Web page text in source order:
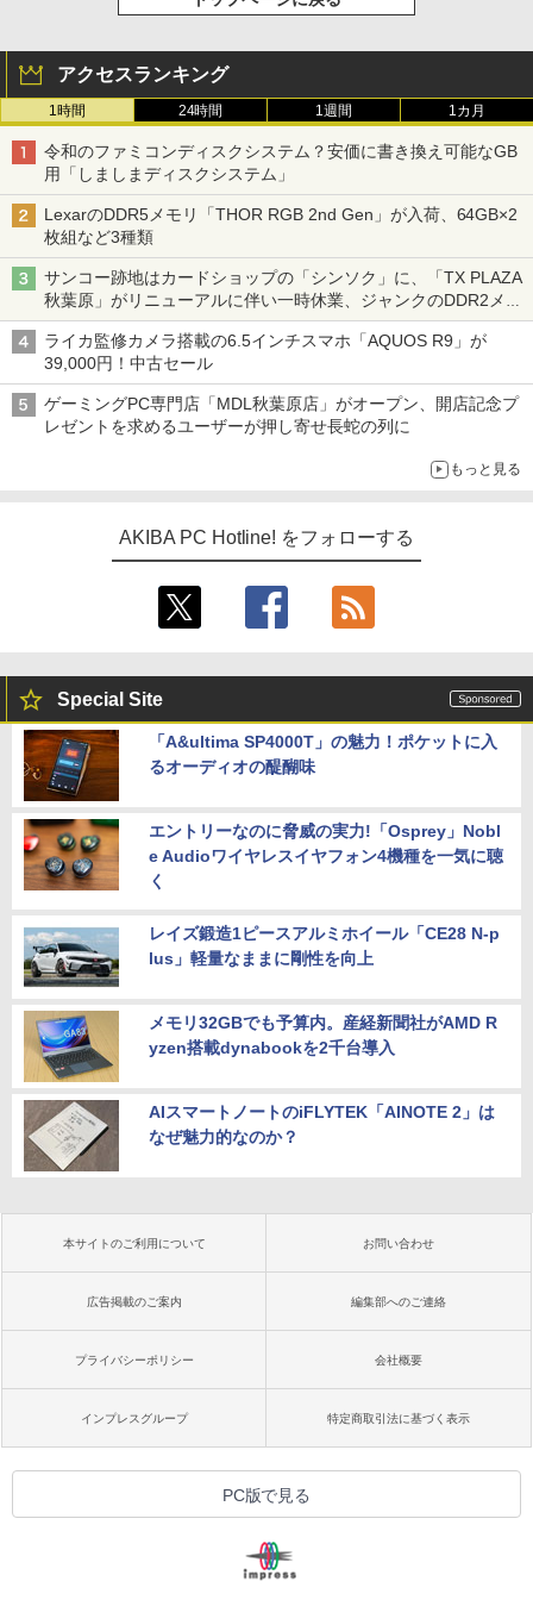
アクセスランキング
1時間 24時間 1週間 1カ月
令和のファミコンディスクシステム？安価に書き換え可能なGB
用「しましまディスクシステム」
LexarのDDR5メモリ「THOR RGB 2nd Gen」が入荷、64GB×2
枚組など3種類
サンコー跡地はカードショップの「シンソク」に、「TX PLAZA
秋葉原」がリニューアルに伴い一時休業、ジャンクのDDR2メモ
リが100円で販売など～ 最近の秋葉原 ～
ライカ監修カメラ搭載の6.5インチスマホ「AQUOS R9」が
39,000円！中古セール
ゲーミングPC専門店「MDL秋葉原店」がオープン、開店記念プ
レゼントを求めるユーザーが押し寄せ長蛇の列に
もっと見る
AKIBA PC Hotline! をフォローする
Special Site
「A&ultima SP4000T」の魅力！ポケットに入
るオーディオの醍醐味
エントリーなのに脅威の実力!「Osprey」Nobl
e Audioワイヤレスイヤフォン4機種を一気に聴
く
レイズ鍛造1ピースアルミホイール「CE28 N-p
lus」軽量なままに剛性を向上
メモリ32GBでも予算内。産経新聞社がAMD R
yzen搭載dynabookを2千台導入
AIスマートノートのiFLYTEK「AINOTE 2」は
なぜ魅力的なのか？
本サイトのご利用について お問い合わせ
広告掲載のご案内 編集部へのご連絡
プライバシーポリシー 会社概要
インプレスグループ 特定商取引法に基づく表示
PC版で見る